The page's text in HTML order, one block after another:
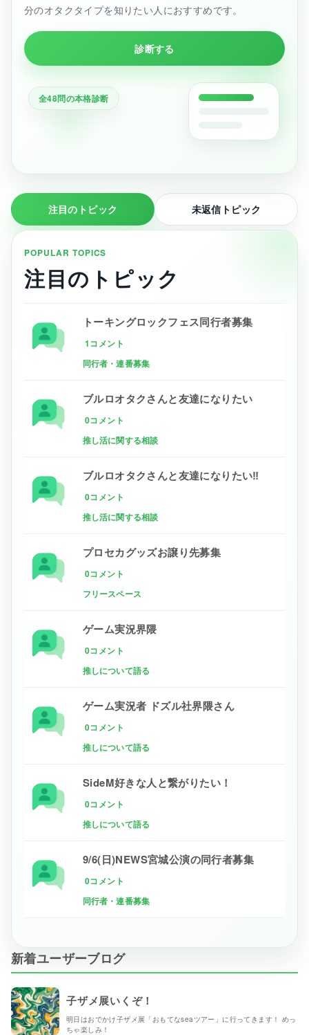
分のオタクタイプを知りたい人におすすめです。
診断する
全48問の本格診断
注目のトピック 未返信トピック
POPULAR TOPICS
注目のトピック
トーキングロックフェス同行者募集
1コメント
同行者・連番募集
ブルロオタクさんと友達になりたい
0コメント
推し活に関する相談
ブルロオタクさんと友達になりたい‼
0コメント
推し活に関する相談
プロセカグッズお譲り先募集
0コメント
フリースペース
ゲーム実況界隈
0コメント
推しについて語る
ゲーム実況者 ドズル社界隈さん
0コメント
推しについて語る
SideM好きな人と繋がりたい！
0コメント
推しについて語る
9/6(日)NEWS宮城公演の同行者募集
0コメント
同行者・連番募集
新着ユーザーブログ
子ザメ展いくぞ！
明日はおでかけ子ザメ展「おもてなseaツアー」に行ってきます！ めっ
ちゃ楽しみ！